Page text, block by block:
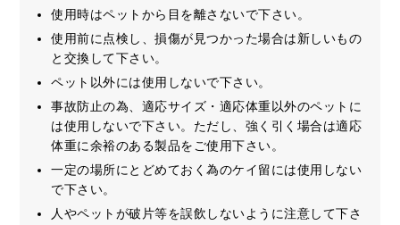
使用時はペットから目を離さないで下さい。
使用前に点検し、損傷が見つかった場合は新しいもの
と交換して下さい。
ペット以外には使用しないで下さい。
事故防止の為、適応サイズ・適応体重以外のペットに
は使用しないで下さい。ただし、強く引く場合は適応
体重に余裕のある製品をご使用下さい。
一定の場所にとどめておく為のケイ留には使用しない
で下さい。
人やペットが破片等を誤飲しないように注意して下さ